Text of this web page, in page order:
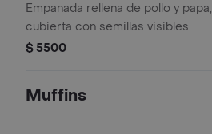
Empanada rellena de pollo y papa,
cubierta con semillas visibles.
$ 5500
Muffins